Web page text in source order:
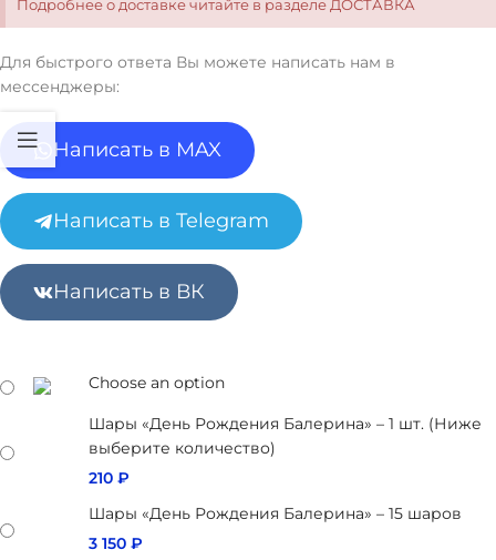
Подробнее о доставке читайте в разделе ДОСТАВКА
Для быстрого ответа Вы можете написать нам в
мессенджеры:
Написать в MAX
Написать в Telegram
Написать в ВК
Choose an option
Шары «День Рождения Балерина» – 1 шт. (Ниже
выберите количество)
210 ₽
Шары «День Рождения Балерина» – 15 шаров
3 150 ₽